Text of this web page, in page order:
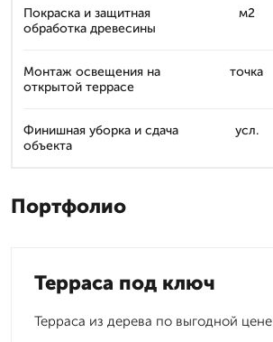
Покраска и защитная
обработка древесины
м2
Монтаж освещения на
открытой террасе
точка
Финишная уборка и сдача
объекта
усл.
Портфолио
Терраса под ключ
Терраса из дерева по выгодной цене